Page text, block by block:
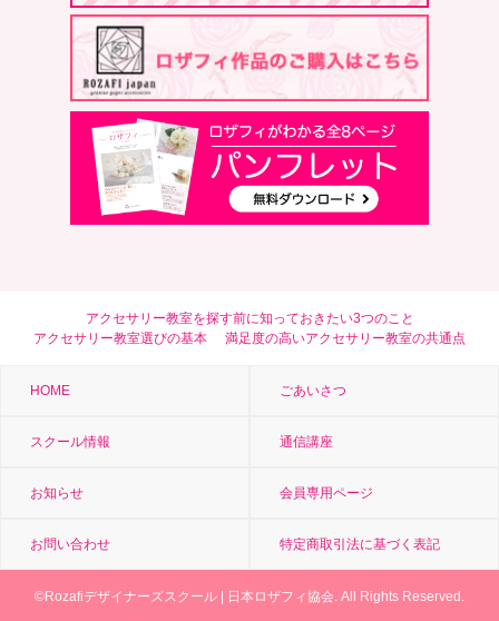
アクセサリー教室を探す前に知っておきたい3つのこと
アクセサリー教室選びの基本
満足度の高いアクセサリー教室の共通点
HOME ごあいさつ
スクール情報 通信講座
お知らせ 会員専用ページ
お問い合わせ 特定商取引法に基づく表記
©Rozafiデザイナーズスクール | 日本ロザフィ協会. All Rights Reserved.